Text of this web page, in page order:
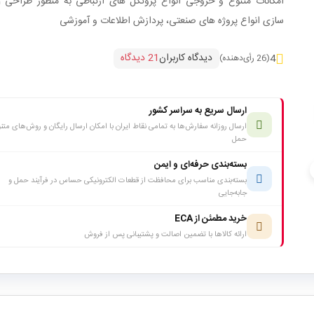
سازی انواع پروژه های صنعتی، پردازش اطلاعات و آموزشی
4(26 رأی‌دهنده) دیدگاه کاربران21 دیدگاه
ارسال سریع به سراسر کشور
ارسال روزانه سفارش‌ها به تمامی نقاط ایران با امکان ارسال رایگان و روش‌های
حمل
بسته‌بندی حرفه‌ای و ایمن
بسته‌بندی مناسب برای محافظت از قطعات الکترونیکی حساس در فرآیند حمل و
جابه‌جایی
خرید مطمئن از ECA
ارائه کالاها با تضمین اصالت و پشتیبانی پس از فروش